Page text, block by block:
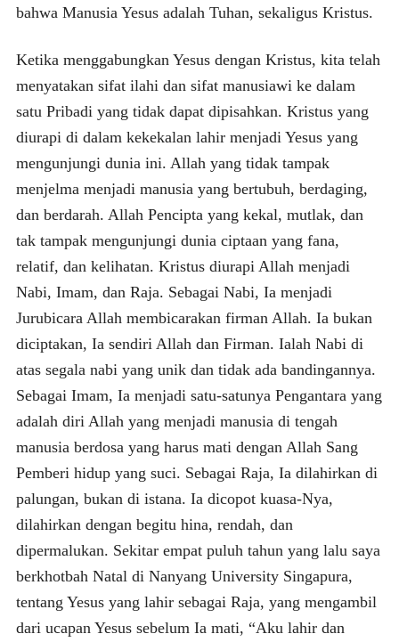
bahwa Manusia Yesus adalah Tuhan, sekaligus Kristus.
Ketika menggabungkan Yesus dengan Kristus, kita telah
menyatakan sifat ilahi dan sifat manusiawi ke dalam
satu Pribadi yang tidak dapat dipisahkan. Kristus yang
diurapi di dalam kekekalan lahir menjadi Yesus yang
mengunjungi dunia ini. Allah yang tidak tampak
menjelma menjadi manusia yang bertubuh, berdaging,
dan berdarah. Allah Pencipta yang kekal, mutlak, dan
tak tampak mengunjungi dunia ciptaan yang fana,
relatif, dan kelihatan. Kristus diurapi Allah menjadi
Nabi, Imam, dan Raja. Sebagai Nabi, Ia menjadi
Jurubicara Allah membicarakan firman Allah. Ia bukan
diciptakan, Ia sendiri Allah dan Firman. Ialah Nabi di
atas segala nabi yang unik dan tidak ada bandingannya.
Sebagai Imam, Ia menjadi satu-satunya Pengantara yang
adalah diri Allah yang menjadi manusia di tengah
manusia berdosa yang harus mati dengan Allah Sang
Pemberi hidup yang suci. Sebagai Raja, Ia dilahirkan di
palungan, bukan di istana. Ia dicopot kuasa-Nya,
dilahirkan dengan begitu hina, rendah, dan
dipermalukan. Sekitar empat puluh tahun yang lalu saya
berkhotbah Natal di Nanyang University Singapura,
tentang Yesus yang lahir sebagai Raja, yang mengambil
dari ucapan Yesus sebelum Ia mati, “Aku lahir dan